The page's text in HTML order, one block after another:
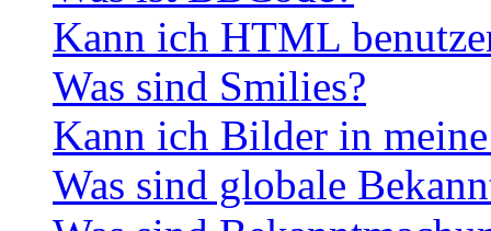
Kann ich HTML
Was sind Smilies?
Kann ich Bilder in
Was sind globale